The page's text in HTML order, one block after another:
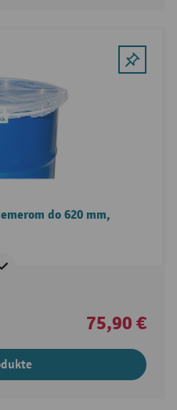
do 620 mm,
75,90 €